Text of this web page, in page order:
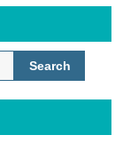
Search
for: